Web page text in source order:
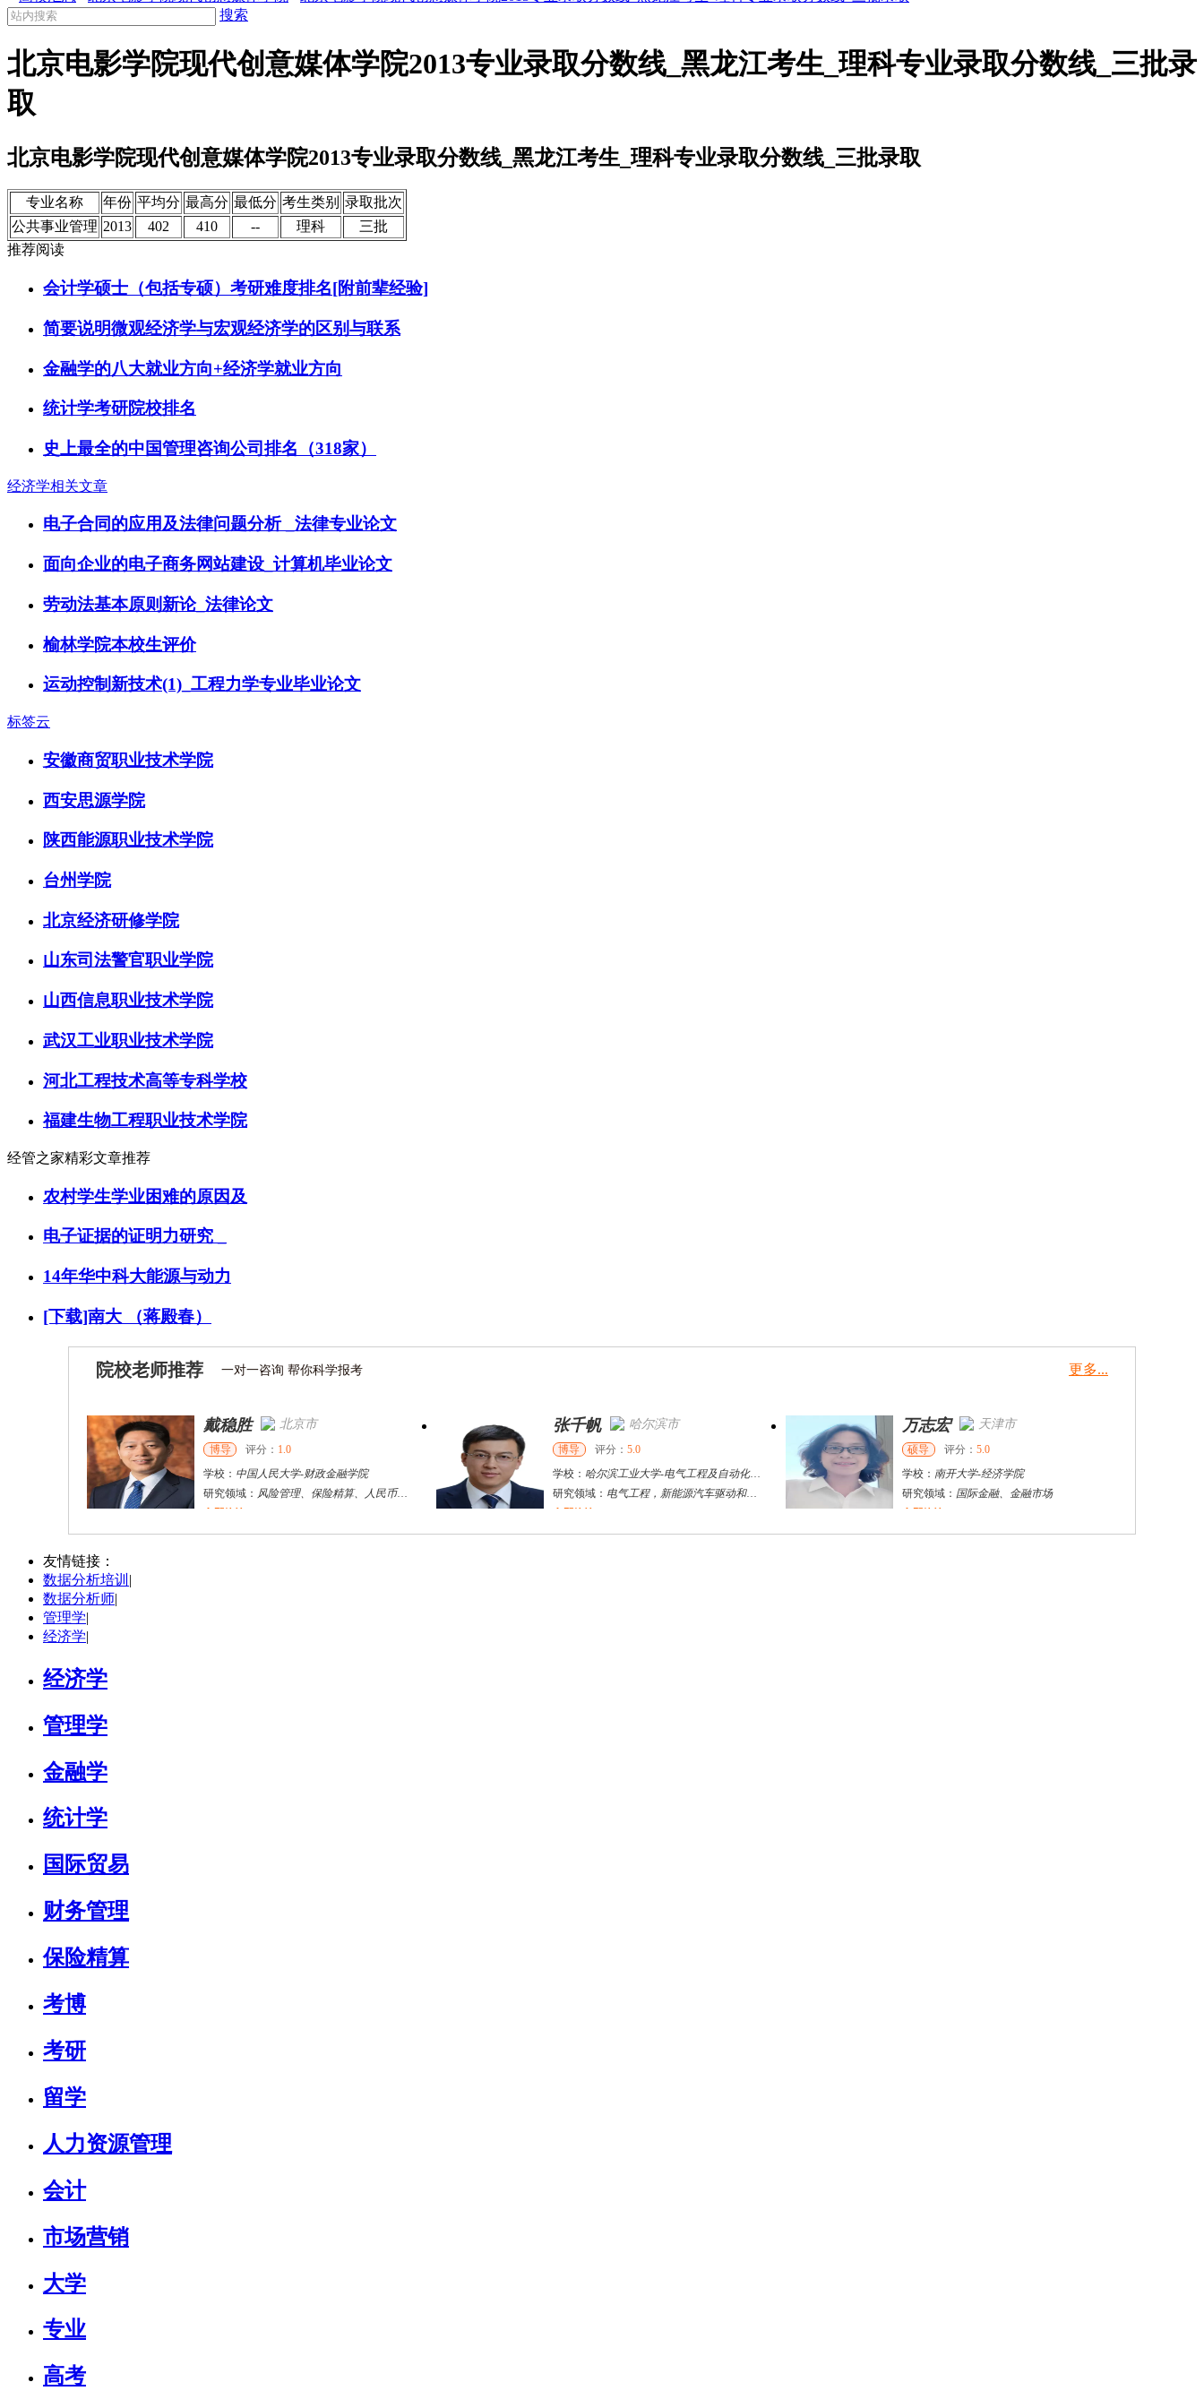
搜索
北京电影学院现代创意媒体学院2013专业录取分数线_黑龙江考生_理科专业录取分数线_三批录
取
北京电影学院现代创意媒体学院2013专业录取分数线_黑龙江考生_理科专业录取分数线_三批录取
专业名称 年份 平均分 最高分 最低分 考生类别 录取批次
公共事业管理 2013 402 410 -- 理科
三批
推荐阅读
会计学硕士（包括专硕）考研难度排名[附前辈经验]
简要说明微观经济学与宏观经济学的区别与联系
金融学的八大就业方向+经济学就业方向
统计学考研院校排名
史上最全的中国管理咨询公司排名（318家）
经济学相关文章
电子合同的应用及法律问题分析 _法律专业论文
面向企业的电子商务网站建设_计算机毕业论文
劳动法基本原则新论_法律论文
榆林学院本校生评价
运动控制新技术(1)_工程力学专业毕业论文
标签云
安徽商贸职业技术学院
西安思源学院
陕西能源职业技术学院
台州学院
北京经济研修学院
山东司法警官职业学院
山西信息职业技术学院
武汉工业职业技术学院
河北工程技术高等专科学校
福建生物工程职业技术学院
经管之家精彩文章推荐
农村学生学业困难的原因及
电子证据的证明力研究 _
14年华中科大能源与动力
[下载]南大 （蒋殿春）
院校老师推荐 一对一咨询 帮你科学报考 更多...
戴稳胜 北京市
博导 评分： 1.0
学校： 中国人民大学-财政金融学院
研究领域： 风险管理、保险精算、人民币国际化
立即咨询
张千帆 哈尔滨市
博导 评分： 5.0
学校： 哈尔滨工业大学-电气工程及自动化学院
研究领域： 电气工程，新能源汽车驱动和充电
立即咨询
万志宏 天津市
硕导 评分： 5.0
学校： 南开大学-经济学院
研究领域： 国际金融、金融市场
立即咨询
陈传红 武汉市 何斌锋 苏州市 杜** 黄浦区
友情链接：
数据分析培训 |
数据分析师|
管理学|
经济学|
经济学
管理学
金融学
统计学
国际贸易
财务管理
保险精算
考博
考研
留学
人力资源管理
会计
市场营销
大学
专业
高考